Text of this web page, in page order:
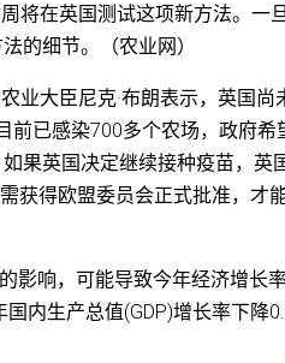
将在英国测试这项新方法。一
的细节。（农业网）
业大臣尼克·布朗表示，英国尚
前已感染700多个农场，政府希
果英国决定继续接种疫苗，英
获得欧盟委员会正式批准，才
影响，可能导致今年经济增长
内生产总值(GDP)增长率下降